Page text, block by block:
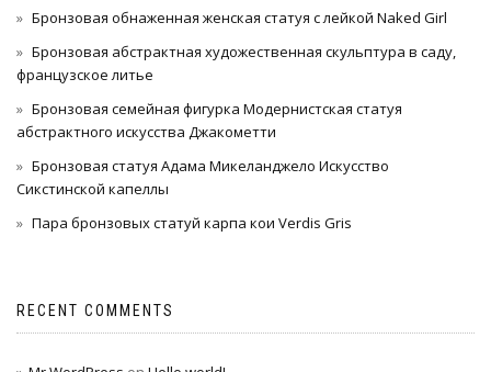
Бронзовая обнаженная женская статуя с лейкой Naked Girl
Бронзовая абстрактная художественная скульптура в саду,
французское литье
Бронзовая семейная фигурка Модернистская статуя
абстрактного искусства Джакометти
Бронзовая статуя Адама Микеланджело Искусство
Сикстинской капеллы
Пара бронзовых статуй карпа кои Verdis Gris
RECENT COMMENTS